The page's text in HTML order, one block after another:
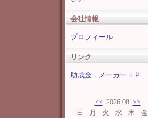
会社情報
プロフィール
リンク
助成金．メーカーＨＰ
<< 2026.08 >>
日
月 火 水 木 金